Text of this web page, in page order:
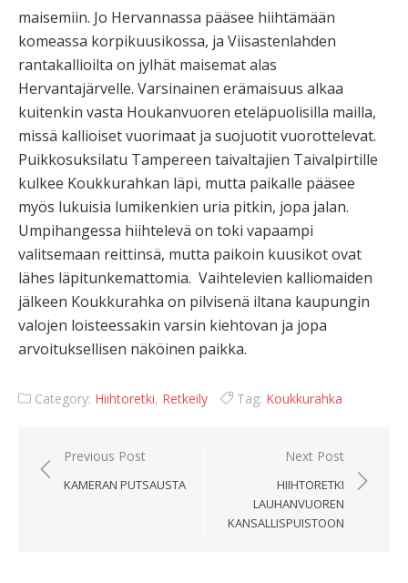
maisemiin. Jo Hervannassa pääsee hiihtämään
komeassa korpikuusikossa, ja Viisastenlahden
rantakallioilta on jylhät maisemat alas
Hervantajärvelle. Varsinainen erämaisuus alkaa
kuitenkin vasta Houkanvuoren eteläpuolisilla mailla,
missä kallioiset vuorimaat ja suojuotit vuorottelevat.
Puikkosuksilatu Tampereen taivaltajien Taivalpirtille
kulkee Koukkurahkan läpi, mutta paikalle pääsee
myös lukuisia lumikenkien uria pitkin, jopa jalan.
Umpihangessa hiihtelevä on toki vapaampi
valitsemaan reittinsä, mutta paikoin kuusikot ovat
lähes läpitunkemattomia. Vaihtelevien kalliomaiden
jälkeen Koukkurahka on pilvisenä iltana kaupungin
valojen loisteessakin varsin kiehtovan ja jopa
arvoituksellisen näköinen paikka.
Category: Hiihtoretki, Retkeily Tag: Koukkurahka
Artikkelien
selaus
Previous Post
KAMERAN PUTSAUSTA
Next Post
HIIHTORETKI
LAUHANVUOREN
KANSALLISPUISTOON